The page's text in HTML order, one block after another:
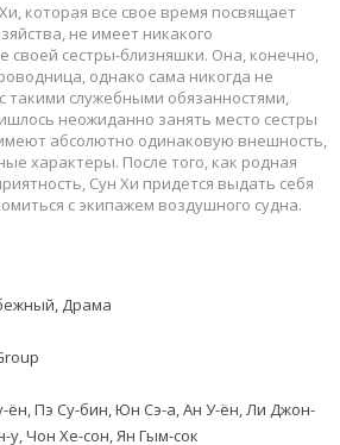
которая все свое время посвящает
не имеет никакого
своей сестры-близняшки. Она, конечно,
однако сама никогда не
такими служебными обязанностями,
неожиданно занять место сестры
абсолютно одинаковую внешность,
характеры. После того, как родная
Сун Хи придется выдать себя
с экипажем воздушного судна.
Драма
ён, Пэ Су-бин, Юн Сэ-а, Ан У-ён, Ли Джон-
у, Чон Хе-сон, Ян Гым-сок